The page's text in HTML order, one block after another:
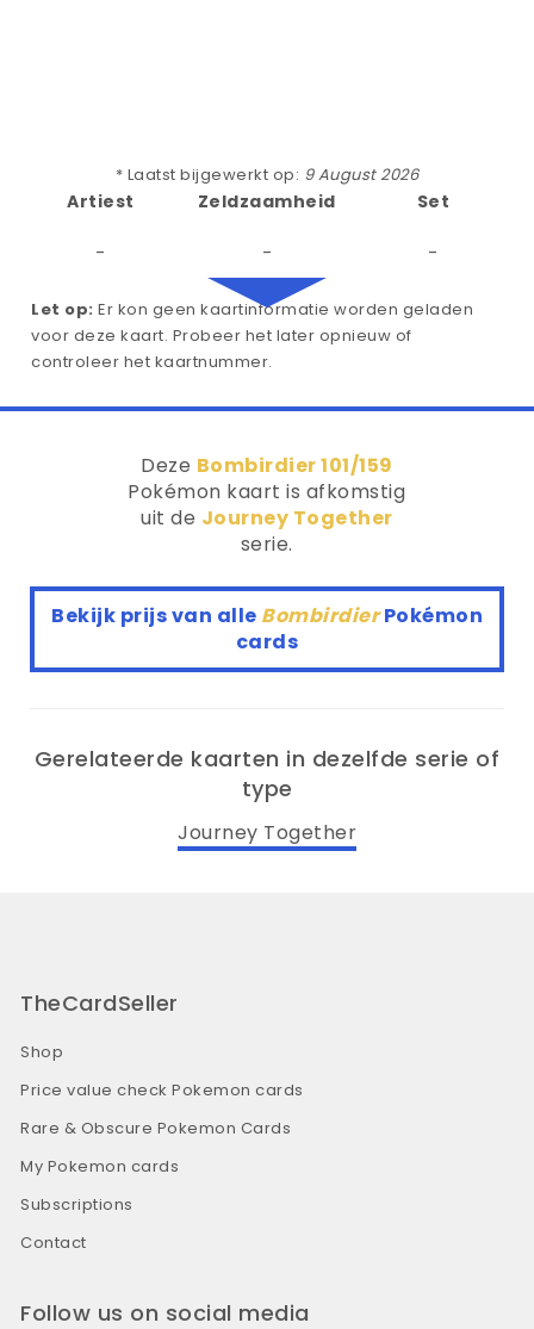
* Laatst bijgewerkt op: 9 August 2026
Artiest
-
Zeldzaamheid
-
Set
-
Let op: Er kon geen kaartinformatie worden geladen
voor deze kaart. Probeer het later opnieuw of
controleer het kaartnummer.
Deze Bombirdier 101/159
Pokémon kaart is afkomstig
uit de Journey Together
serie.
Bekijk prijs van alle BombirdierPokémon
cards
Gerelateerde kaarten in dezelfde serie of
type
Journey Together
TheCardSeller
Shop
Price value check Pokemon cards
Rare & Obscure Pokemon Cards
My Pokemon cards
Subscriptions
Contact
Follow us on social media